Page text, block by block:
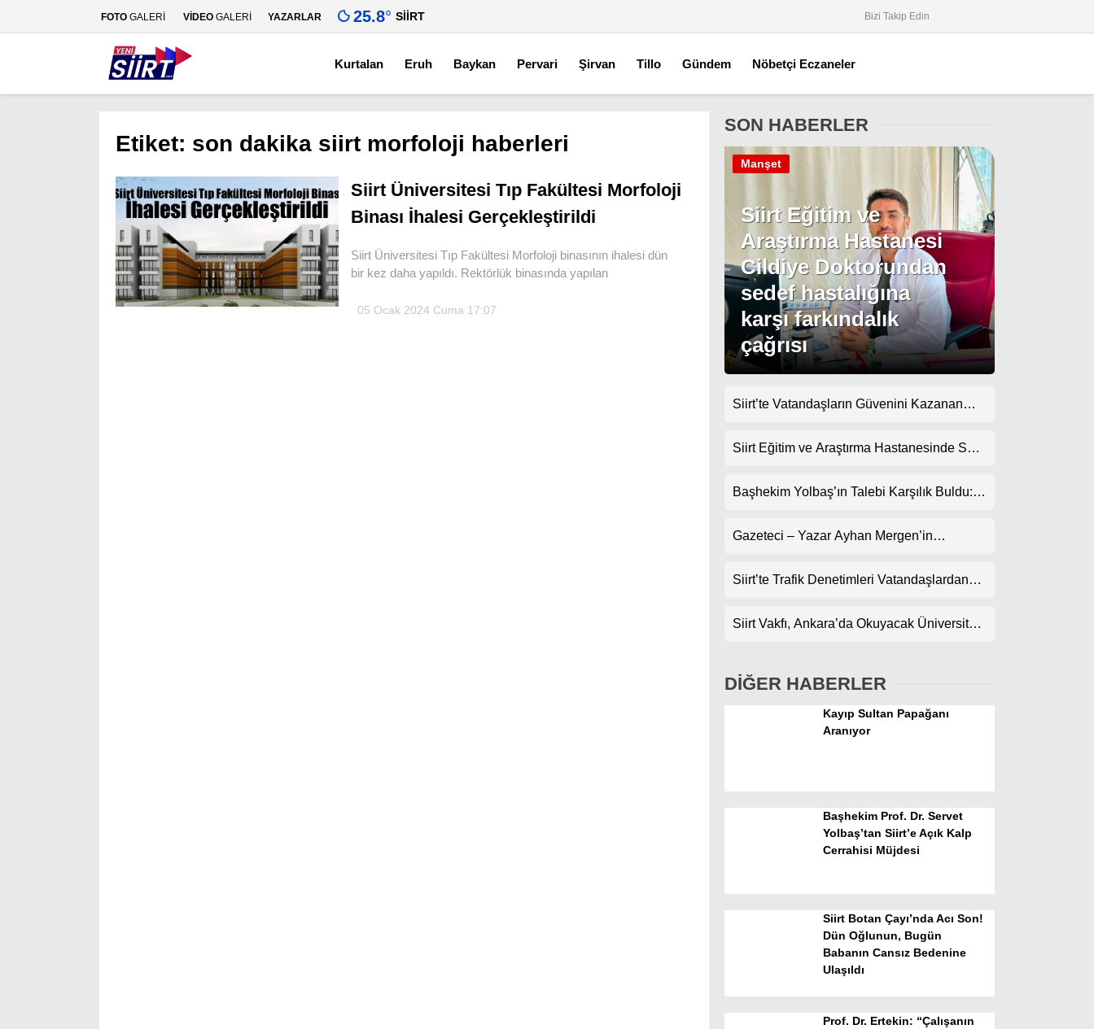
Gündem
Dünya
Spor
Facebook
FOTO GALERİ VİDEO GALERİ YAZARLAR 25.8° SIIRT Bizi Takip Edin
Kurtalan Eruh Baykan Pervari Şirvan Tillo Gündem Nöbetçi Eczaneler
Etiket: son dakika siirt morfoloji haberleri
Siirt Üniversitesi Tıp Fakültesi Morfoloji
Binası İhalesi Gerçekleştirildi
Siirt Üniversitesi Tıp Fakültesi Morfoloji binasının ihalesi dün
bir kez daha yapıldı. Rektörlük binasında yapılan
05 Ocak 2024 Cuma 17:07
SON HABERLER
Siirt Eğitim ve
Araştırma Hastanesi
Cildiye Doktorundan
sedef hastalığına
karşı farkındalık
çağrısı
Manşet
Siirt’te Vatandaşların Güvenini Kazanan
Topluyor
Siirt Eğitim ve Araştırma Hastanesinde Son
Randevularda Bekleme Süresi Kısaldı
Başhekim Yolbaş’ın Talebi Karşılık Buldu:
Gazeteci – Yazar Ayhan Mergen’in
Kuralları”
Siirt’te Trafik Denetimleri Vatandaşlardan
Siirt Vakfı, Ankara’da Okuyacak Üniversite
DİĞER HABERLER
Kayıp Sultan Papağanı
Aranıyor
Başhekim Prof. Dr. Servet
Yolbaş’tan Siirt’e Açık Kalp
Cerrahisi Müjdesi
Siirt Botan Çayı’nda Acı Son!
Dün Oğlunun, Bugün
Babanın Cansız Bedenine
Ulaşıldı
Prof. Dr. Ertekin: “Çalışanın